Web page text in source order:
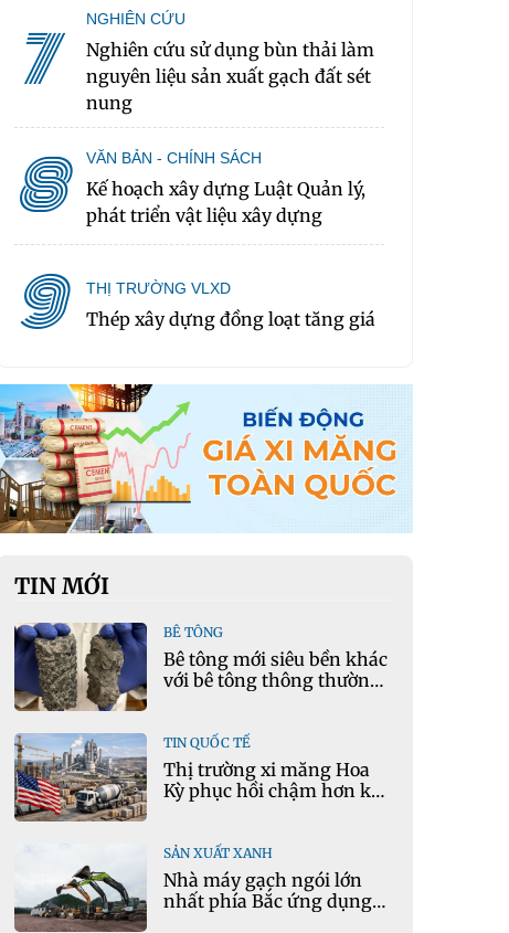
7 NGHIÊN CỨU
Nghiên cứu sử dụng bùn thải làm
nguyên liệu sản xuất gạch đất sét
nung
8 VĂN BẢN - CHÍNH SÁCH
Kế hoạch xây dựng Luật Quản lý,
phát triển vật liệu xây dựng
9 THỊ TRƯỜNG VLXD
Thép xây dựng đồng loạt tăng giá
TIN MỚI
BÊ TÔNG
Bê tông mới siêu bền khác
với bê tông thông thường
TIN QUỐC TẾ
Thị trường xi măng Hoa
Kỳ phục hồi chậm hơn kỳ
SẢN XUẤT XANH
Nhà máy gạch ngói lớn
nhất phía Bắc ứng dụng